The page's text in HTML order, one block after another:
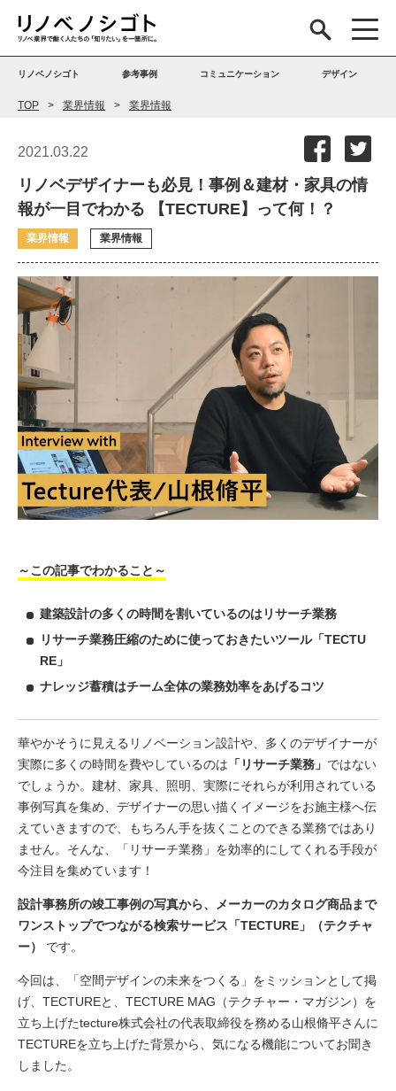
リノベノシゴト 参考事例 コミュニケーション デザイン
TOP 業界情報 業界情報
2021.03.22
リノベデザイナーも必見！事例＆建材・家具の情
報が一目でわかる 【TECTURE】って何！？
業界情報 業界情報
～この記事でわかること～
建築設計の多くの時間を割いているのはリサーチ業務
リサーチ業務圧縮のために使っておきたいツール「TECTU
RE」
ナレッジ蓄積はチーム全体の業務効率をあげるコツ
華やかそうに見えるリノベーション設計や、多くのデザイナーが
実際に多くの時間を費やしているのは 「リサーチ業務」 ではない
でしょうか。建材、家具、照明、実際にそれらが利用されている
事例写真を集め、デザイナーの思い描くイメージをお施主様へ伝
えていきますので、もちろん手を抜くことのできる業務ではあり
ません。そんな、「リサーチ業務」を効率的にしてくれる手段が
今注目を集めています！
設計事務所の竣工事例の写真から、メーカーのカタログ商品まで
ワンストップでつながる検索サービス「TECTURE」（テクチャ
ー）
です。
今回は、「空間デザインの未来をつくる」をミッションとして掲
げ、TECTUREと、TECTURE MAG（テクチャー・マガジン）を
立ち上げたtecture株式会社の代表取締役を務める山根脩平さんに
TECTUREを立ち上げた背景から、気になる機能についてお聞き
しました。